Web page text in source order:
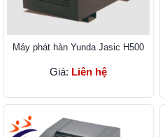
Máy phát hàn Yunda Jasic H500
Giá: Liên hệ